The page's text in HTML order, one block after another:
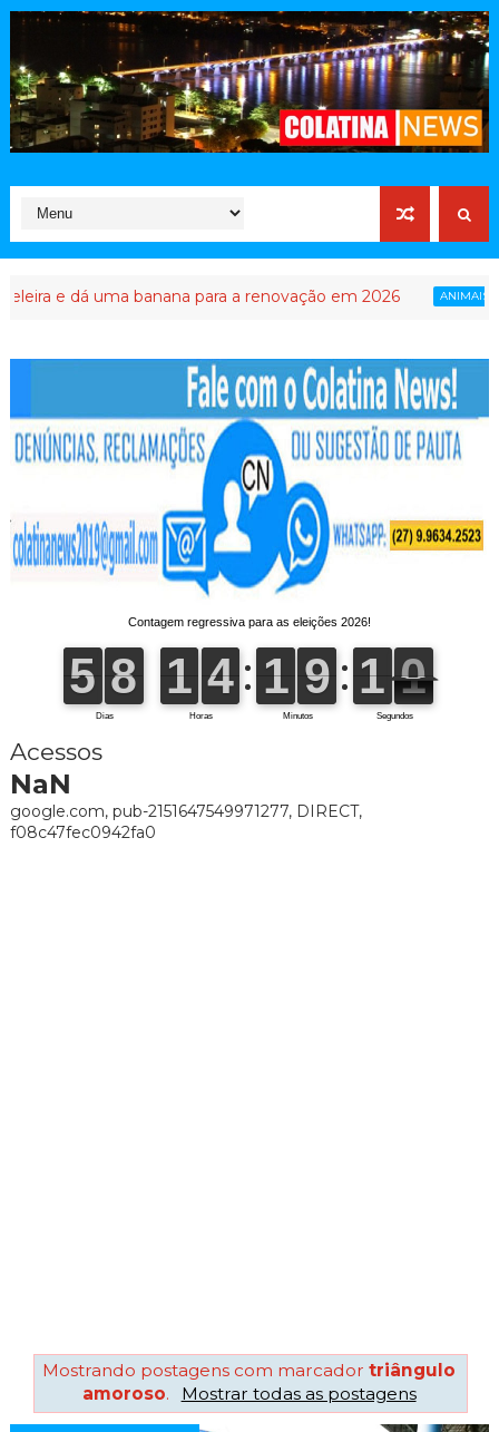
dá uma banana para a renovação em 2026 ANIMAIS E se
Acessos
NaN
google.com, pub-2151647549971277, DIRECT,
f08c47fec0942fa0
Mostrando postagens com marcadortriângulo
amoroso. Mostrar todas as postagens